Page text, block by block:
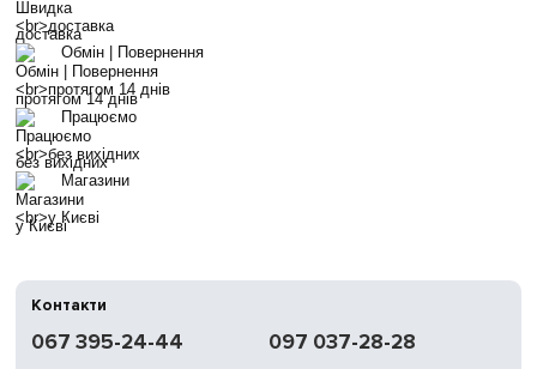
доставка
Обмін | Повернення
протягом 14 днів
Працюємо
без вихідних
Магазини
у Києві
Контакти
067 395-24-44
097 037-28-28